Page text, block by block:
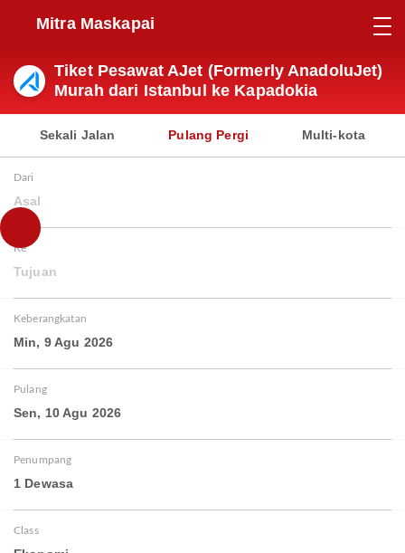
Mitra Maskapai
Tiket Pesawat AJet (Formerly AnadoluJet)
Murah dari Istanbul ke Kapadokia
Sekali Jalan Pulang Pergi Multi-kota
Dari
Asal
Ke
Tujuan
Keberangkatan
Min, 9 Agu 2026
Pulang
Sen, 10 Agu 2026
Penumpang
1 Dewasa
Class